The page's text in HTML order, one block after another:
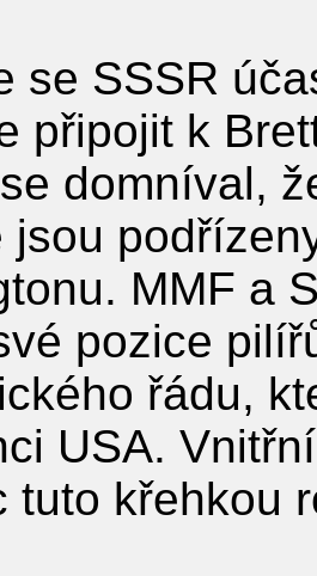
se SSSR
připojit k
domníval,
jsou
MMF a
pozice
řádu,
USA.
tuto křehkou